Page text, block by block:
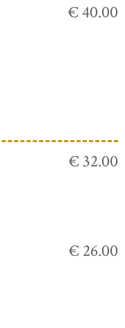
€ 40.00
€ 32.00
€ 26.00